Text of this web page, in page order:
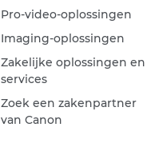
Pro-video-oplossingen
Imaging-oplossingen
Zakelijke oplossingen en
services
Zoek een zakenpartner
van Canon